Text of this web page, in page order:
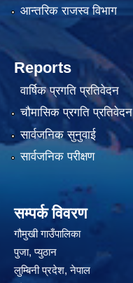
आन्तरिक राजस्व विभाग
Reports
वार्षिक प्रगति प्रतिवेदन
चौमासिक प्रगति प्रतिवेदन
सार्वजनिक सुनुवाई
सार्वजनिक परीक्षण
सम्पर्क विवरण
गौमुखी गाउँपालिका
पुजा, प्युठान
लुम्बिनी प्रदेश, नेपाल